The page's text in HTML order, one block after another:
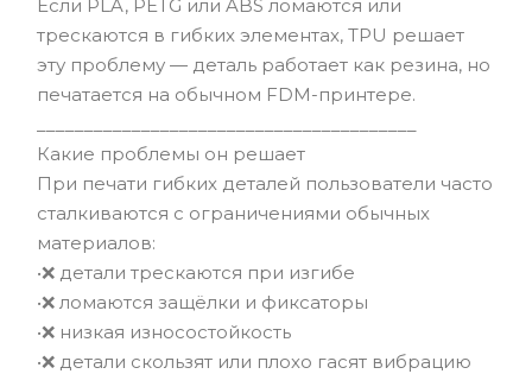
Если PLA, PETG или ABS ломаются или
трескаются в гибких элементах, TPU решает
эту проблему — деталь работает как резина, но
печатается на обычном FDM-принтере.
Какие проблемы он решает
При печати гибких деталей пользователи часто
сталкиваются с ограничениями обычных
материалов:
•❌ детали трескаются при изгибе
•❌ ломаются защёлки и фиксаторы
•❌ низкая износостойкость
•❌ детали скользят или плохо гасят вибрацию